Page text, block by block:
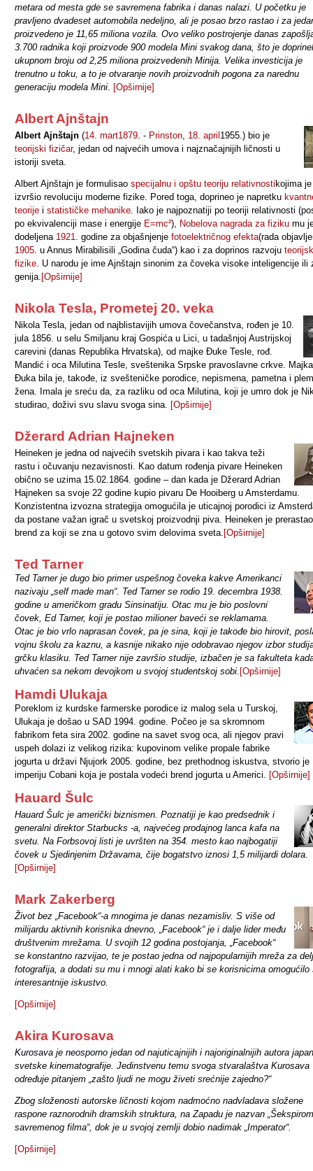
metara od mesta gde se savremena fabrika i danas nalazi. U početku je
pravljeno dvadeset automobila nedeljno, ali je posao brzo rastao i za
proizvedeno je 11,65 miliona vozila. Ovo veliko postrojenje danas
3.700 radnika koji proizvode 900 modela Mini svakog dana, što je
ukupnom broju od 2,25 miliona proizvedenih Minija. Velika investicija je
trenutno u toku, a to je otvaranje novih proizvodnih pogona za narednu
generaciju modela Mini. [Opširnije]
Albert Ajnštajn
A lbert Ajnštajn (14. mart1879. - Prinston, 18. april 1955.) bio je
teorijski fizičar, jedan od najvećih umova i najznačajnijih ličnosti u
istoriji sveta.
Albert Ajnštajn je formulisao specijalnu i opštu teoriju relativnosti kojima je
izvršio revoluciju moderne fizike. Pored toga, doprineo je napretku
teorije i statističke mehanike. Iako je najpoznatiji po teoriji relativnosti
po ekvivalenciji mase i energije E=mc²), Nobelova nagrada za fiziku mu
dodeljena 1921. godine za objašnjenje fotoelektričnog efekta(rada
1905. u Annus Mirabilisili „Godina čuda“) kao i za doprinos razvoju
fizike. U narodu je ime Ajnštajn sinonim za čoveka visoke inteligencije ili
genija. [Opširnije]
Nikola Tesla, Prometej 20. veka
Nikola Tesla, jedan od najblistavijih umova čovečanstva, rođen je 10.
jula 1856. u selu Smiljanu kraj Gospića u Lici, u tadašnjoj Austrijskoj
carevini (danas Republika Hrvatska), od majke Đuke Tesle, rođ.
Mandić i oca Milutina Tesle, sveštenika Srpske pravoslavne crkve. Majka
Đuka bila je, takođe, iz svešteničke porodice, nepismena, pametna i
žena. Imala je sreću da, za razliku od oca Milutina, koji je umro dok je
studirao, doživi svu slavu svoga sina. [Opširnije]
Džerard Adrian Hajneken
Heineken je jedna od najvećih svetskih pivara i kao takva teži
rastu i očuvanju nezavisnosti. Kao datum rođenja pivare Heineken
obično se uzima 15.02.1864. godine – dan kada je Džerard Adrian
Hajneken sa svoje 22 godine kupio pivaru De Hooiberg u Amsterdamu.
Konzistentna izvozna strategija omogućila je uticajnoj porodici iz
da postane važan igrač u svetskoj proizvodnji piva. Heineken je
brend za koji se zna u gotovo svim delovima sveta. [Opširnije]
Ted Tarner
Ted Tarner je dugo bio primer uspešnog čoveka kakve Amerikanci
nazivaju „self made man“. Ted Tarner se rodio 19. decembra 1938.
godine u američkom gradu Sinsinatiju. Otac mu je bio poslovni
čovek, Ed Tarner, koji je postao milioner baveći se reklamama.
Otac je bio vrlo naprasan čovek, pa je sina, koji je takođe bio hirovit,
vojnu školu za kaznu, a kasnije nikako nije odobravao njegov izbor
grčku klasiku. Ted Tarner nije završio studije, izbačen je sa fakulteta
uhvaćen sa nekom devojkom u svojoj studentskoj sobi. [Opširnije]
Hamdi Ulukaja
Poreklom iz kurdske farmerske porodice iz malog sela u Turskoj,
Ulukaja je došao u SAD 1994. godine. Počeo je sa skromnom
fabrikom feta sira 2002. godine na savet svog oca, ali njegov pravi
uspeh dolazi iz velikog rizika: kupovinom velike propale fabrike
jogurta u državi Njujork 2005. godine, bez prethodnog iskustva, stvorio je
imperiju Cobani koja je postala vodeći brend jogurta u Americi. [Opširnije]
Hauard Šulc
Hauard Šulc je američki biznismen. Poznatiji je kao predsednik i
generalni direktor Starbucks -a, najvećeg prodajnog lanca kafa na
svetu. Na Forbsovoj listi je uvršten na 354. mesto kao najbogatiji
čovek u Sjedinjenim Državama, čije bogatstvo iznosi 1,5 milijardi dolara.
[Opširnije]
Mark Zakerberg
Život bez „Facebook“-a mnogima je danas nezamisliv. S više od
milijardu aktivnih korisnika dnevno, „Facebook“je i dalje lider među
društvenim mrežama. U svojih 12 godina postojanja, „Facebook“
se konstantno razvijao, te je postao jedna od najpopularnijih mreža za
fotografija, a dodati su mu i mnogi alati kako bi se korisnicima omogućilo
interesantnije iskustvo.
[Opširnije]
Akira Kurosava
Kurosava je neosporno jedan od najuticajnijih i najoriginalnijih autora
svetske kinematografije. Jedinstvenu temu svoga stvaralaštva Kurosava
određuje pitanjem „zašto ljudi ne mogu živeti srećnije zajedno?“
Zbog složenosti autorske ličnosti kojom nadmoćno nadvladava složene
raspone raznorodnih dramskih struktura, na Zapadu je nazvan „Šekspirom
savremenog filma“, dok je u svojoj zemlji dobio nadimak „Imperator“.
[Opširnije]